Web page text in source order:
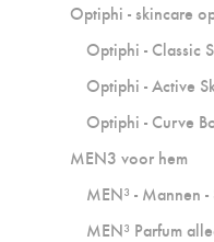
Optiphi - skincare
Optiphi - Classic
Optiphi - Active
Optiphi - Curve
MEN3 voor hem
MEN³ - Mannen
MEN³ Parfum